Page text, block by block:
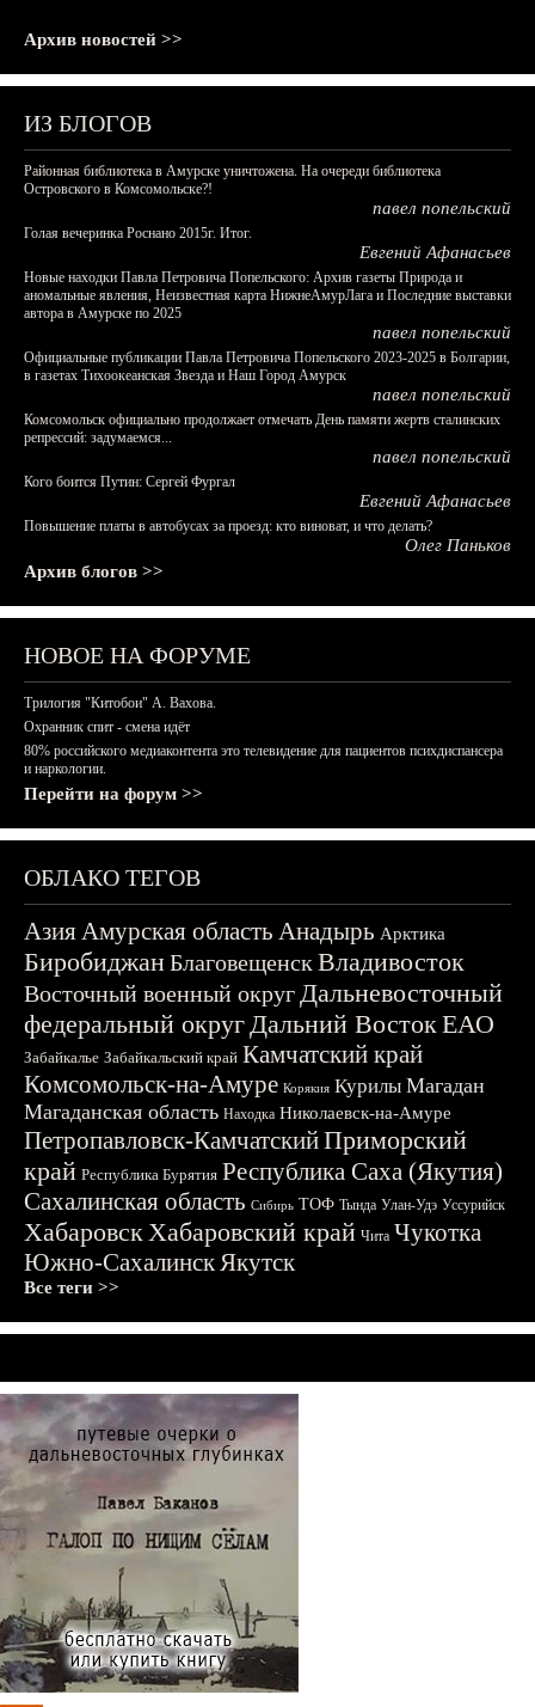
Архив новостей >>
ИЗ БЛОГОВ
Районная библиотека в Амурске уничтожена. На очереди библиотека
Островского в Комсомольске?!
павел попельский
Голая вечеринка Роснано 2015г. Итог.
Евгений Афанасьев
Новые находки Павла Петровича Попельского: Архив газеты Природа и
аномальные явления, Неизвестная карта НижнеАмурЛага и Последние выставки
автора в Амурске по 2025
павел попельский
Официальные публикации Павла Петровича Попельского 2023-2025 в Болгарии,
в газетах Тихоокеанская Звезда и Наш Город Амурск
павел попельский
Комсомольск официально продолжает отмечать День памяти жертв сталинских
репрессий: задумаемся...
павел попельский
Кого боится Путин: Сергей Фургал
Евгений Афанасьев
Повышение платы в автобусах за проезд: кто виноват, и что делать?
Олег Паньков
Архив блогов >>
НОВОЕ НА ФОРУМЕ
Трилогия "Китобои" А. Вахова.
Охранник спит - смена идёт
80% российского медиаконтента это телевидение для пациентов психдиспансера
и наркологии.
Перейти на форум >>
ОБЛАКО ТЕГОВ
АзияАмурская область Анадырь Арктика
БиробиджанБлаговещенскВладивосток
Восточный военный округДальневосточный
федеральный округДальний ВостокЕАО
Забайкалье Забайкальский край Камчатский край
Комсомольск-на-Амуре Корякия Курилы Магадан
Магаданская область Находка Николаевск-на-Амуре
Петропавловск-КамчатскийПриморский
край Республика Бурятия Республика Саха (Якутия)
Сахалинская область Сибирь ТОФ Тында Улан-Удэ Уссурийск
ХабаровскХабаровский край Чита Чукотка
Южно-СахалинскЯкутск
Все теги >>